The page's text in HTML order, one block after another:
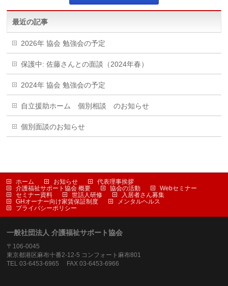
最近の記事
2026年 協会 勉強会の予定
保護中: 佐藤さんとの面談（2024年春）
2024年 協会 勉強会の予定
自立援助ホーム 個別相談 のお知らせ
個別面談のお知らせ
ホーム お知らせ
代表理事挨拶
介護福祉サポート協会 概要
協会の活動
Webセミナー
セミナー資料
世話人研修
入居者さん募集
GHオーナー向け家賃保証制度
メンタルヘルス
プライバシーポリシー
一般社団法人 介護福祉サポート協会
〒106-0045
東京都港区麻布十番2-12-5 コンフォート麻布801
TEL 03-6453-6965 FAX 03-6453-6966